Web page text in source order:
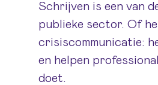
Schrijven is een van
publieke sector. Of
crisiscommunicatie:
en helpen
doet.